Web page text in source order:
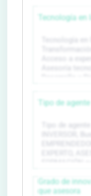
Tecnología en
Tipo de agente
Grado de
que asesora